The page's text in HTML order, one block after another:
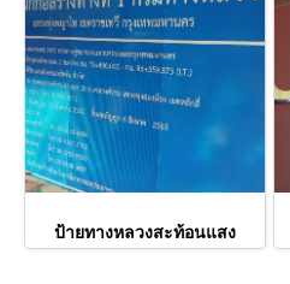
ป้ายทางหลวงสะท้อนแสง